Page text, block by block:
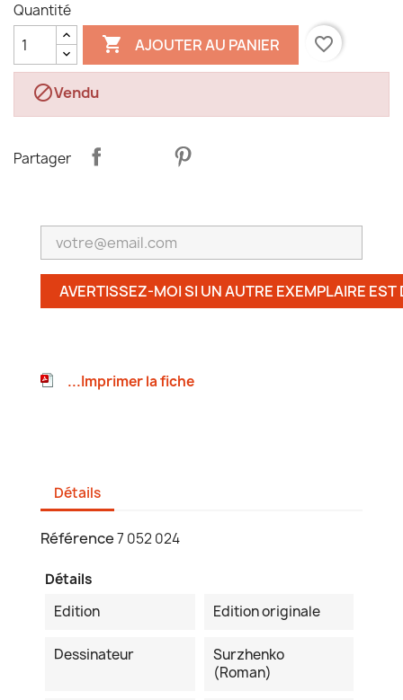
Quantité
 AJOUTER AU PANIER favorite_border
Vendu
Partager
AVERTISSEZ-MOI SI UN AUTRE EXEMPLAIRE EST
...Imprimer la fiche
Détails
Référence7 052 024
Détails
Edition
Edition originale
Dessinateur
Surzhenko
(Roman)